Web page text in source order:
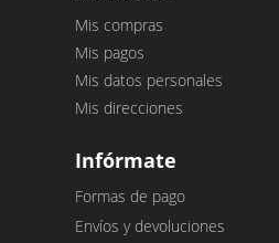
Mis compras
Mis pagos
Mis datos personales
Mis direcciones
Infórmate
Formas de pago
Envíos y devoluciones